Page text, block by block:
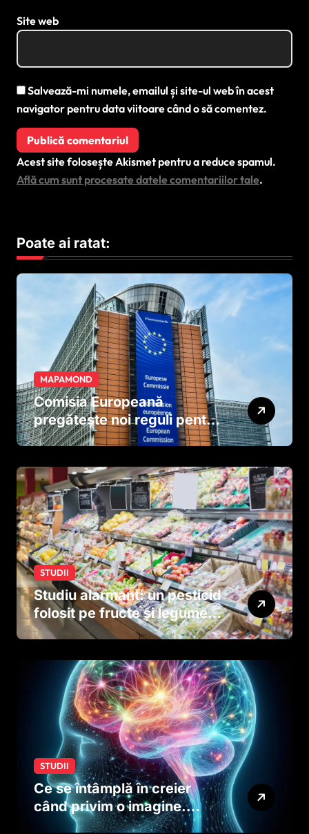
Site web
Salvează-mi numele, emailul și site-ul web în acest
navigator pentru data viitoare când o să comentez.
Acest site folosește Akismet pentru a reduce spamul.
Află cum sunt procesate datele comentariilor tale.
Poate ai ratat:
MAPAMOND
Comisia Europeană
pregătește noi reguli pentru
tutun și țigările electronice
STUDII
Studiu alarmant: un pesticid
folosit pe fructe și legume
ar putea afecta dezvoltarea
dinainte de naștere
STUDII
Ce se întâmplă în creier
când privim o imagine.
Studiul care explică rolul